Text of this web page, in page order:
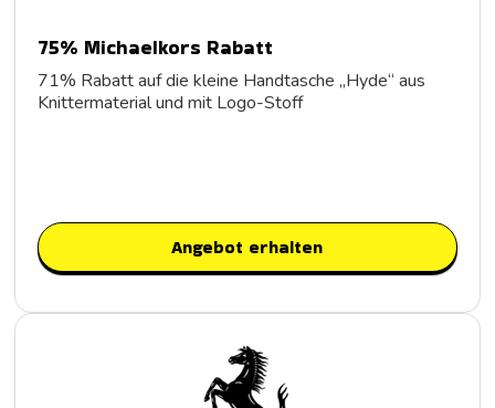
75% Michaelkors Rabatt
71% Rabatt auf die kleine Handtasche „Hyde“ aus
Knittermaterial und mit Logo-Stoff
Angebot erhalten